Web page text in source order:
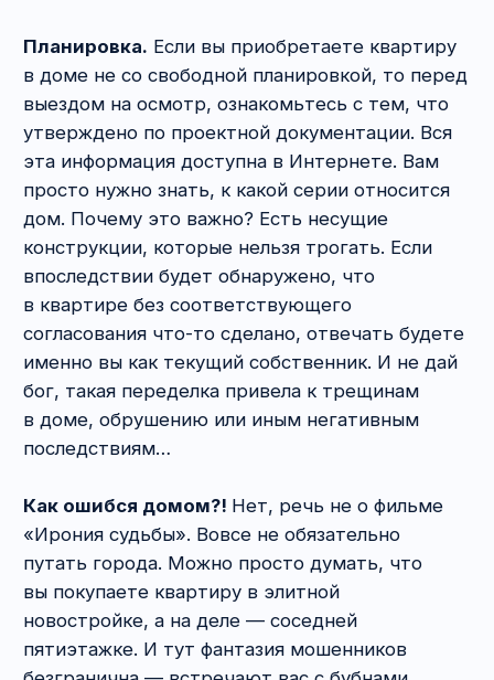
Что лучше?
Зависит от того, в роли кого
вы выступаете, и каковы жизненные
обстоятельства.
Например, если вы не уверены, что выбрали
идеальную для себя квартиру,
может — конечно, лучше аванс. Если на 100%
понимаете, что вот она, ваша мечта,
и вы готовы приступать к проверке
настаивайте на задатке. А то деньги на запрос
справок и работу специалиста потратите,
а продавец возьмёт и передумает.
Теперь с позиции продавца квартиры:
некомфортно от того, какую скидку пришлось
аванс. Видите, что будущий собственник
сомневается, а вы сейчас должны
приостановить рекламу, показы и т. д.
— задаток.
соглашение о задатке / авансе или
предварительный договор купли-продажи
квартиры с условием о задатке или авансе.